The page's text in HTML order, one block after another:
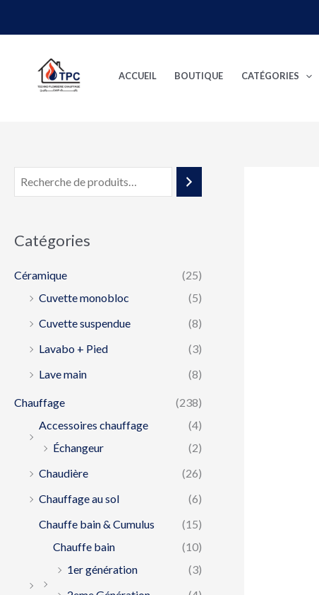
ACCUEIL BOUTIQUE CATÉGORIES
Catégories
Céramique
(25)
Cuvette monobloc
(5)
Cuvette suspendue
(8)
Lavabo + Pied
(3)
Lave main
(8)
Chauffage
(238)
Accessoires chauffage
(4)
Échangeur
(2)
Chaudière
(26)
Chauffage au sol
(6)
Chauffe bain & Cumulus
(15)
Chauffe bain
(10)
1er génération
(3)